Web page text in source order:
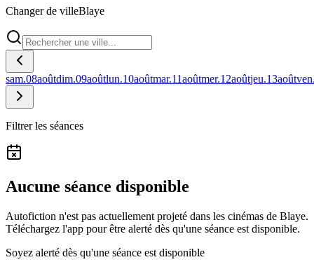
Changer de villeBlaye
sam.08aoûtdim.09aoûtlun.10aoûtmar.11aoûtmer.12aoûtjeu.13août
Filtrer les séances
Aucune séance disponible
Autofiction n'est pas actuellement projeté dans les cinémas de Blaye.
Téléchargez l'app pour être alerté dès qu'une séance est disponible.
Soyez alerté dès qu'une séance est disponible